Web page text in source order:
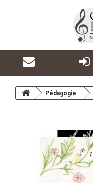
Pédagogie